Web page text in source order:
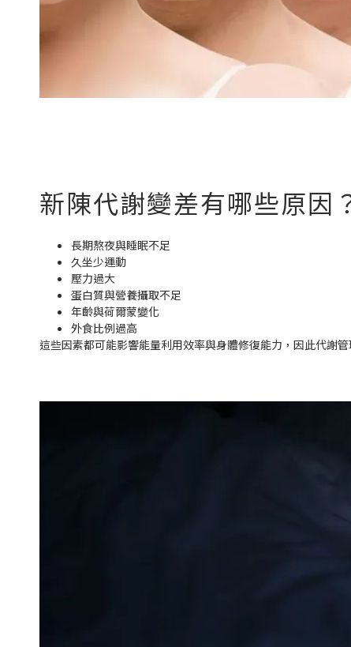
新陳代謝變差有哪些原因
長期熬夜與睡眠不足
久坐少運動
壓力過大
蛋白質與營養攝取不足
年齡與荷爾蒙變化
外食比例過高
這些因素都可能影響能量利用效率與身體修復能力，因此代謝